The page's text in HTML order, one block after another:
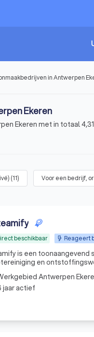
in Antwerpen
Ekeren
Ekeren met in totaal
(11) Voor een bedrijf,
beschikbaar Reageert
is een toonaangevend
en
koel- en vr
Antwerpen
jaar actief